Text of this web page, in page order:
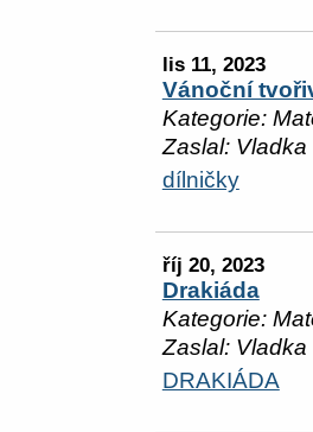
lis 11, 2023
Vánoční
Kategorie:
Zaslal: Vladka
dílničky
říj 20, 2023
Drakiáda
Kategorie:
Zaslal: Vladka
DRAKIÁDA